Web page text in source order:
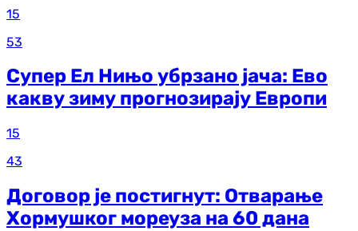
15
53
Супер Ел Нињо убрзано јача: Ево
какву зиму прогнозирају Европи
15
43
Договор је постигнут: Отварање
Хормушког мореуза на 60 дана